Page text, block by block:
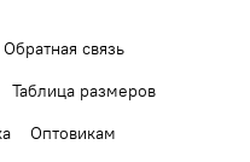
Обратная связь
Таблица размеров
Оптовикам